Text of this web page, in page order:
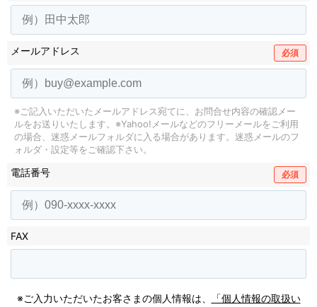
メールアドレス 必須
※ご記入いただいたメールアドレス宛てに、お問合せ内容の確認メー
ルをお送りいたします。 ※Yahoo!メールなどのフリーメールをご利用
の場合、迷惑メールフォルダに入る場合があります。 迷惑メールのフ
ォルダ・設定等をご確認下さい。
電話番号 必須
FAX
※ご入力いただいたお客さまの個人情報は、
「個人情報の取扱い